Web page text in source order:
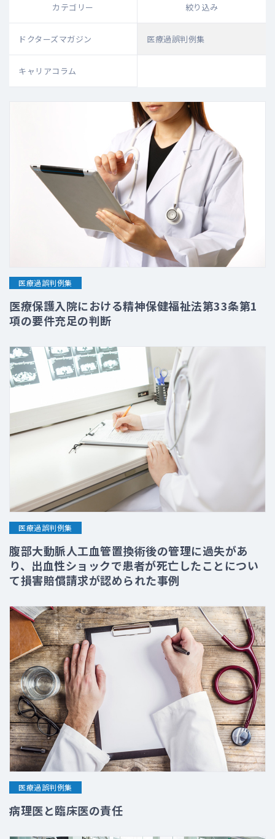
カテゴリー 絞り込み
ドクターズマガジン 医療過誤判例集
キャリアコラム
医療過誤判例集
医療保護入院における精神保健福祉法第33条第1
項の要件充足の判断
医療過誤判例集
腹部大動脈人工血管置換術後の管理に過失があ
り、出血性ショックで患者が死亡したことについ
て損害賠償請求が認められた事例
医療過誤判例集
病理医と臨床医の責任